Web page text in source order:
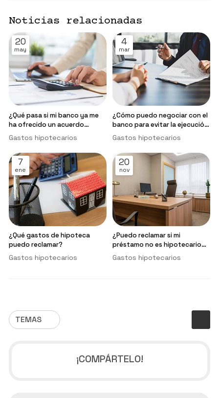
TEMAS
Noticias relacionadas
20
may
¿Qué pasa si mi banco ya me
ha ofrecido un acuerdo
extrajudicial por los gastos
hipotecarios?
Gastos hipotecarios
4
mar
¿Cómo puedo negociar con el
banco para evitar la ejecución
hipotecaria?
Gastos hipotecarios
7
ene
¿Qué gastos de hipoteca
puedo reclamar?
Gastos hipotecarios
20
nov
¿Puedo reclamar si mi
préstamo no es hipotecario
pero tiene cláusulas abusivas?
Gastos hipotecarios
¡COMPÁRTELO!